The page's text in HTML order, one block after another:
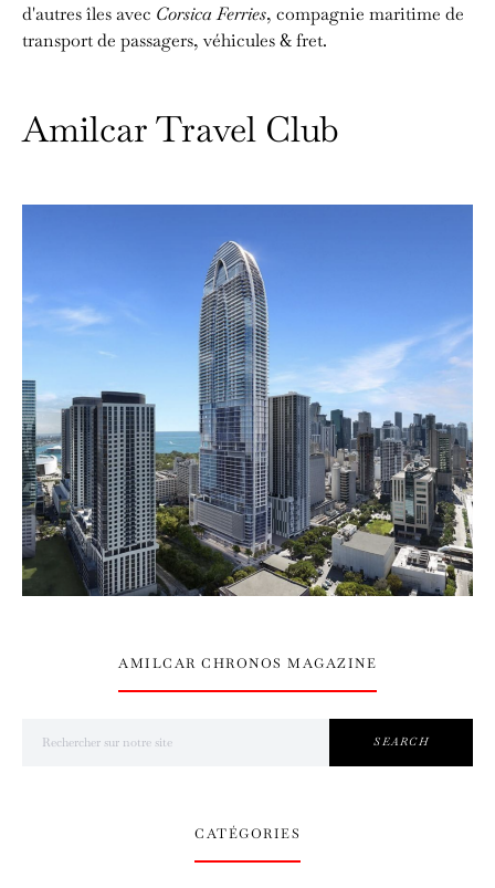
d'autres îles avec Corsica Ferries, compagnie maritime de
transport de passagers, véhicules & fret.
Amilcar Travel Club
AMILCAR CHRONOS MAGAZINE
SEARCH
CATÉGORIES